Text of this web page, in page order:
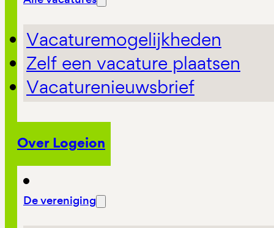
Vacaturemogelijkheden
Zelf een vacature plaatsen
Vacaturenieuwsbrief
Over Logeion
De vereniging